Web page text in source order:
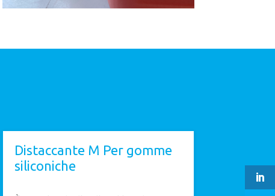
Distaccante M Per gomme
siliconiche